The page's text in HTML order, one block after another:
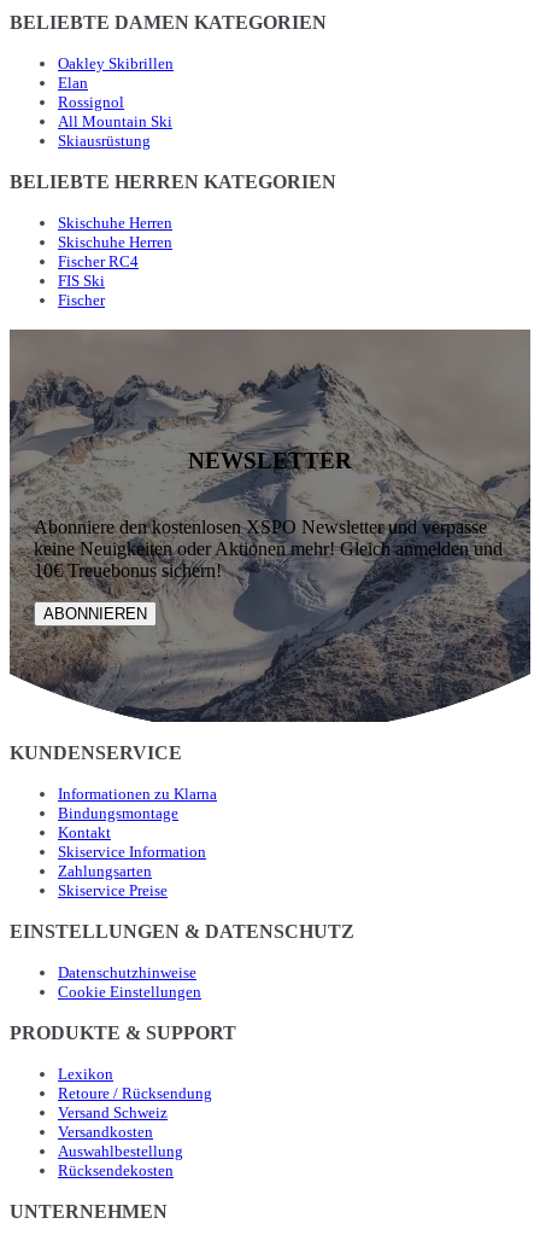
BELIEBTE DAMEN KATEGORIEN
Oakley Skibrillen
Elan
Rossignol
All Mountain Ski
Skiausrüstung
BELIEBTE HERREN KATEGORIEN
Skischuhe Herren
Skischuhe Herren
Fischer RC4
FIS Ski
Fischer
NEWSLETTER
Abonniere den kostenlosen XSPO Newsletter und verpasse
keine Neuigkeiten oder Aktionen mehr! Gleich anmelden und
10€ Treuebonus sichern!
ABONNIEREN
KUNDENSERVICE
Informationen zu Klarna
Bindungsmontage
Kontakt
Skiservice Information
Zahlungsarten
Skiservice Preise
EINSTELLUNGEN & DATENSCHUTZ
Datenschutzhinweise
Cookie Einstellungen
PRODUKTE & SUPPORT
Lexikon
Retoure / Rücksendung
Versand Schweiz
Versandkosten
Auswahlbestellung
Rücksendekosten
UNTERNEHMEN